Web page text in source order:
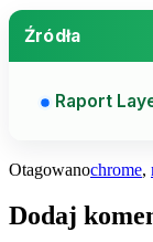
Źródła
Raport
Otagowanochrome,
Dodaj